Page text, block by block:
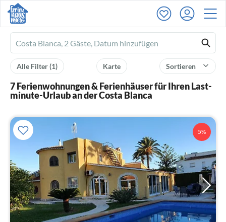
Ferienhausmiete
logo
Sortieren
Karte
Alle Filter(1)
7 Ferienwohnungen & Ferienhäuser für Ihren Last-
minute-Urlaub an der Costa Blanca
5%